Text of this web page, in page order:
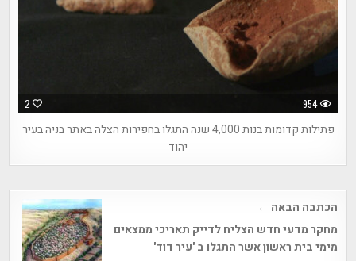
2 954
פתילות קדומות בנות 4,000 שנה התגלו בחפירות הצלה באתר בניה בעיר
יהוד
Post
navigation
הכתבה הבאה ←
מחקר מדעי חדש הצליח לדייק תאריכי ממצאים
מימי בית ראשון אשר התגלו ב 'עיר דוד'